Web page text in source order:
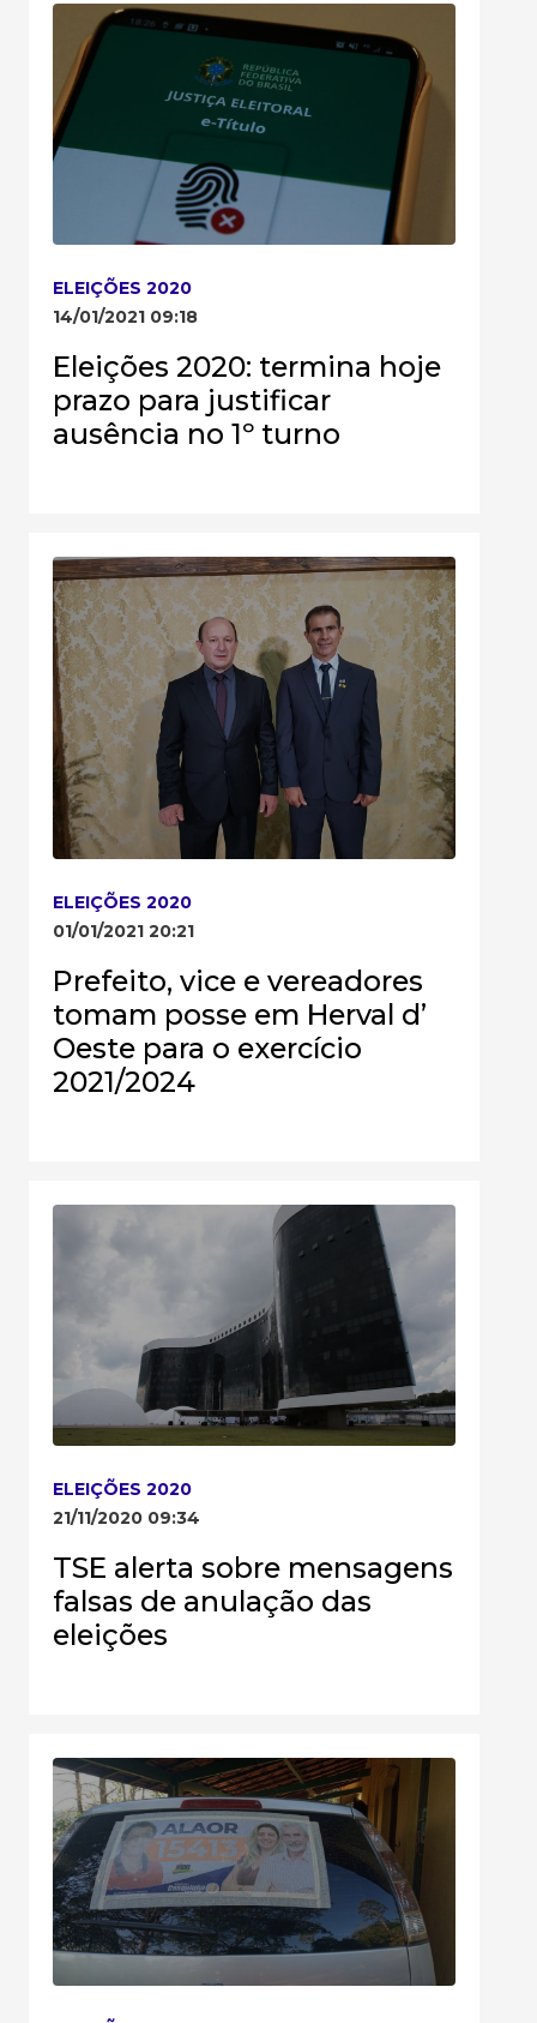
ELEIÇÕES 2020
14/01/2021 09:18
Eleições 2020: termina hoje
prazo para justificar
ausência no 1º turno
ELEIÇÕES 2020
01/01/2021 20:21
Prefeito, vice e vereadores
tomam posse em Herval d’
Oeste para o exercício
2021/2024
ELEIÇÕES 2020
21/11/2020 09:34
TSE alerta sobre mensagens
falsas de anulação das
eleições